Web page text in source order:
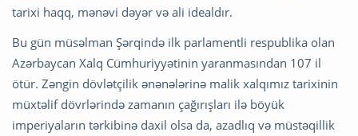
tarixi haqq, mənəvi dəyər və ali idealdır.
Bu gün müsəlman Şərqində ilk parlamentli respublika olan
Azərbaycan Xalq Cümhuriyyətinin yaranmasından 107 il
ötür. Zəngin dövlətçilik ənənələrinə malik xalqımız tarixinin
müxtəlif dövrlərində zamanın çağırışları ilə böyük
imperiyaların tərkibinə daxil olsa da, azadlıq və müstəqillik